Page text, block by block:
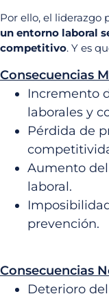
Por ello, el liderazgo
un entorno laboral
competitivo. Y es
Consecuencias
Incremento
laborales y
Pérdida de
Aumento
laboral.
prevención.
Consecuencias
Deterioro